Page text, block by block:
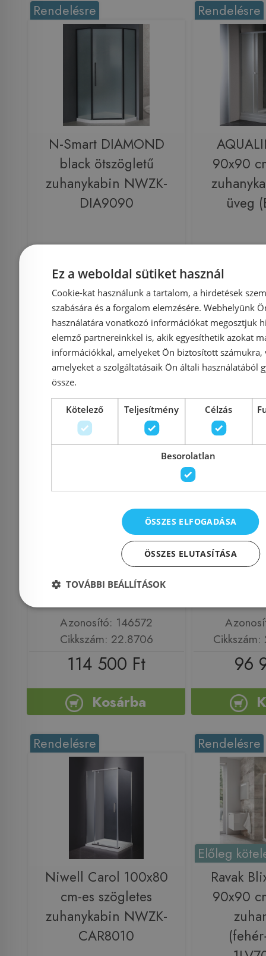
Rendelésre
N-Smart DIAMOND
black ötszögletű
zuhanykabin NWZK-
DIA9090
Cikkszám: NWZK-DIA9090
69 990 Ft
Kosárba
Rendelésre
90x90
üveg
112 000 Ft
Rendelésre
Sanimix 120x80 cm
Szögletes zuhanykabin
tálcával 22.8706
Azonosító: 146572
Cikkszám: 22.8706
114 500 Ft
Kosárba
Rendelésre
üveggel,
96
Rendelésre
Niwell Carol 100x80
cm-es szögletes
zuhanykabin NWZK-
CAR8010
Rendelésre
Előleg
Ravak
90x90
Ez a weboldal sütiket használ
Cookie-kat használunk a tartalom, a hirdetések
szabására és a forgalom elemzésére. Webhelyünk
használatára vonatkozó információkat megosztjuk
elemző partnereinkkel is, akik egyesíthetik azokat
információkkal, amelyeket Ön biztosított számukra,
amelyeket a szolgáltatásaik Ön általi használatából
össze.
Kötelező Teljesítmény Célzás
Besorolatlan
ÖSSZES ELFOGADÁSA
ÖSSZES ELUTASÍTÁSA
TOVÁBBI BEÁLLÍTÁSOK